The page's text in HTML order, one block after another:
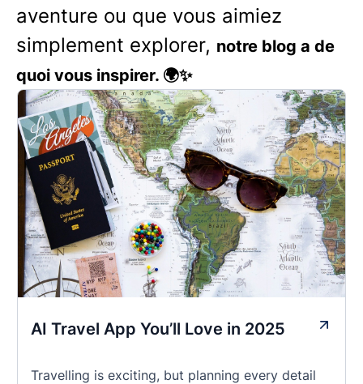
aventure ou que vous aimiez
simplement explorer, notre blog a de
quoi vous inspirer. 🌍✨
AI Travel App You’ll Love in 2025
Travelling is exciting, but planning every detail